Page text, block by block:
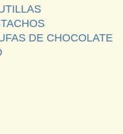
DE CHOCOLATE